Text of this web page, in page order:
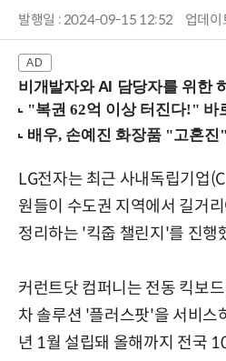
발행일 : 2024-09-15 12:52 업데
비개발자와 AI 담당자를 위한 하네스 엔지니어
LG전자는 최근 사내독립기업
원들이 수도권 지역에서 길거
정리하는 '킥줍 챌린지'를 진행
커런트닷 컴퍼니는 전동 킥보
차 솔루션 '플러스팟'을 서비스
년 1월 설립돼 올해까지 전국